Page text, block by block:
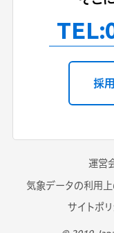
TEL:
採
運営
気象データの利用
サイトポ